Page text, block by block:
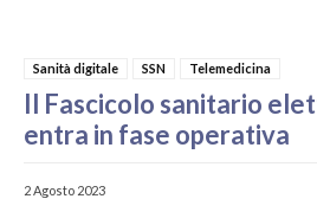
Sanità digitale SSN Telemedicina
Il Fascicolo sanitario
entra in fase operativa
2 Agosto 2023